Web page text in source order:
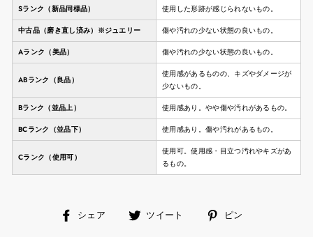
Sランク（新品同様品） 使用した形跡が感じられないもの。
中古品（磨き直し済み）※ジュエリー 傷や汚れの少ない状態の良いもの。
Aランク（美品） 傷や汚れの少ない状態の良いもの。
ABランク（良品）
使用感があるものの、キズやダメージが
少ないもの。
Bランク（並品上） 使用感あり。やや傷や汚れがあるもの。
BCランク（並品下） 使用感あり。傷や汚れがあるもの。
Cランク（使用可）
使用可。使用感・目立つ汚れやキズがあ
るもの。
シェア
facebookツイート ピン